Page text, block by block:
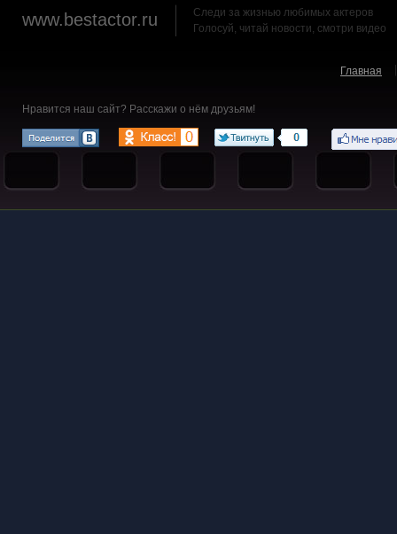
www.bestactor.ru
Следи за жизнью любимых актеров
Голосуй, читай новости, смотри видео
Главная
Нравится наш сайт? Расскажи о нём друзьям!